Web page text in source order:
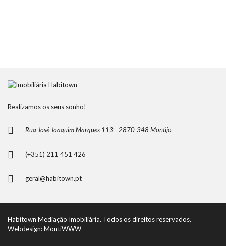
Realizamos os seus sonho!
Rua José Joaquim Marques 113 - 2870-348 Montijo
(+351) 211 451 426
geral@habitown.pt
Habitown Mediação Imobiliária. Todos os direitos reservados.
Webdesign: MontiWWW